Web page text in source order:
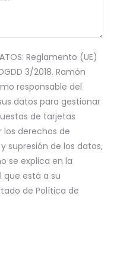
Reglamento (UE)
3/2018. Ramón
responsable del
datos para gestionar
de tarjetas
los derechos de
supresión de los datos,
se explica en la
está a su
de Política de